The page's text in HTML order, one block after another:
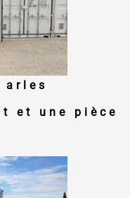
arles
et une pièce